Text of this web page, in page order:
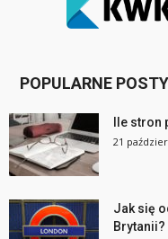
POPULARNE POSTY
Ile
21
Jak się
Brytanii?